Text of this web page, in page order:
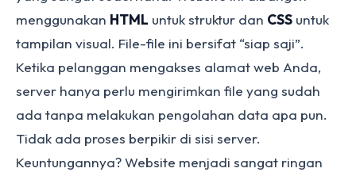
menggunakan HTML untuk struktur dan CSS untuk
tampilan visual. File-file ini bersifat “siap saji”.
Ketika pelanggan mengakses alamat web Anda,
server hanya perlu mengirimkan file yang sudah
ada tanpa melakukan pengolahan data apa pun.
Tidak ada proses berpikir di sisi server.
Keuntungannya? Website menjadi sangat ringan